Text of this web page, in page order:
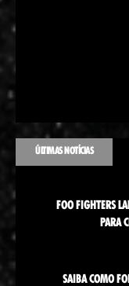
ÚLTIMAS NOTÍCIAS
FOO FIGHTERS
PARA
SAIBA COMO